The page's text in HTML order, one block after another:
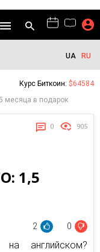
UA RU
Курс Биткоин: $64584
месяца в подарок
0 905
1,5
2 0
английском?